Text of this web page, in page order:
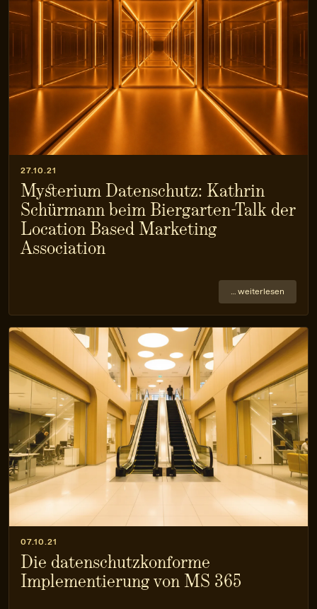
27.10.21
Mysterium Datenschutz: Kathrin
Schürmann beim Biergarten-Talk der
Location Based Marketing
Association
… weiterlesen
07.10.21
Die datenschutzkonforme
Implementierung von MS 365